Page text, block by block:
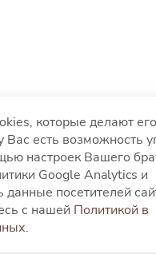
Согласие на
которые делают
есть возможность
настроек Вашего
Google Analytics и
посетителей
с нашей Политикой в